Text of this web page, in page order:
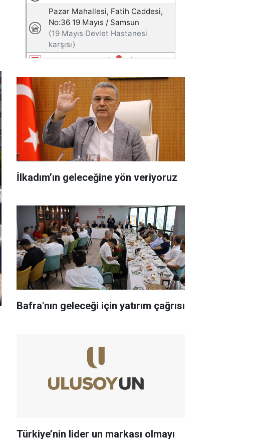
İlkadım’ın geleceğine yön veriyoruz
Bafra'nın geleceği için yatırım çağrısı
Türkiye’nin lider un markası olmayı